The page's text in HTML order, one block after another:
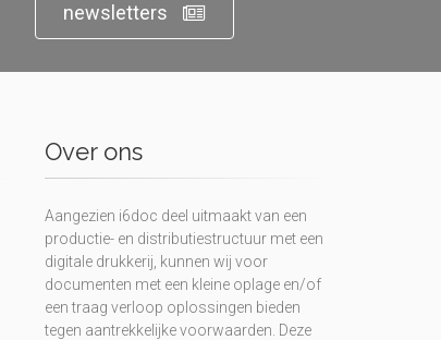
newsletters
Over ons
Aangezien i6doc deel uitmaakt van een
productie- en distributiestructuur met een
digitale drukkerij, kunnen wij voor
documenten met een kleine oplage en/of
een traag verloop oplossingen bieden
tegen aantrekkelijke voorwaarden. Deze